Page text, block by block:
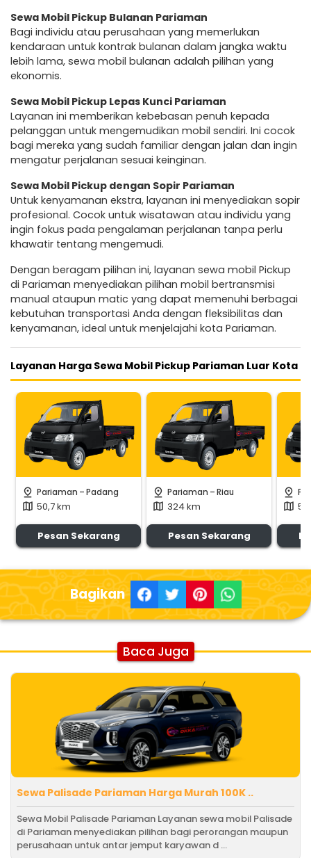
Sewa Mobil Pickup Bulanan Pariaman
Bagi individu atau perusahaan yang memerlukan
kendaraan untuk kontrak bulanan dalam jangka waktu
lebih lama, sewa mobil bulanan adalah pilihan yang
ekonomis.
Sewa Mobil Pickup Lepas Kunci Pariaman
Layanan ini memberikan kebebasan penuh kepada
pelanggan untuk mengemudikan mobil sendiri. Ini cocok
bagi mereka yang sudah familiar dengan jalan dan ingin
mengatur perjalanan sesuai keinginan.
Sewa Mobil Pickup dengan Sopir Pariaman
Untuk kenyamanan ekstra, layanan ini menyediakan sopir
profesional. Cocok untuk wisatawan atau individu yang
ingin fokus pada pengalaman perjalanan tanpa perlu
khawatir tentang mengemudi.
Dengan beragam pilihan ini, layanan sewa mobil Pickup
di Pariaman menyediakan pilihan mobil bertransmisi
manual ataupun matic yang dapat memenuhi berbagai
kebutuhan transportasi Anda dengan fleksibilitas dan
kenyamanan, ideal untuk menjelajahi kota Pariaman.
Layanan Harga Sewa Mobil Pickup Pariaman Luar Kota
pin_drop Pariaman -Padang
map 50,7 km
Pesan Sekarang
pin_drop Pariaman -Riau
map 324 km
Pesan Sekarang
pin_drop
map
Bagikan
Baca Juga
Sewa Palisade Pariaman Harga Murah 100K ..
Sewa Mobil Palisade Pariaman Layanan sewa mobil Palisade
di Pariaman menyediakan pilihan bagi perorangan maupun
perusahaan untuk antar jemput karyawan d ...